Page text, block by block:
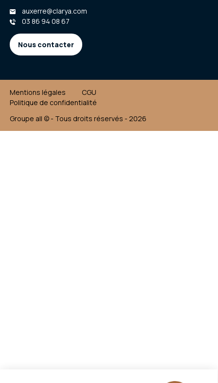
auxerre@clarya.com
03 86 94 08 67
Nous contacter
Mentions légales
CGU
Politique de confidentialité
Groupe all © - Tous droits réservés - 2026